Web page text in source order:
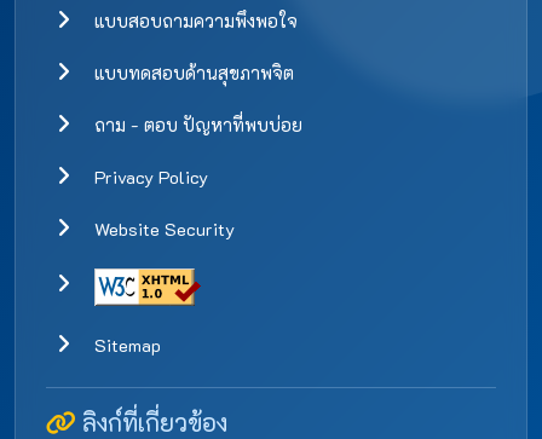
แบบสอบถามความพึงพอใจ
แบบทดสอบด้านสุขภาพจิต
ถาม - ตอบ ปัญหาที่พบบ่อย
Privacy Policy
Website Security
Sitemap
ลิงก์ที่เกี่ยวข้อง